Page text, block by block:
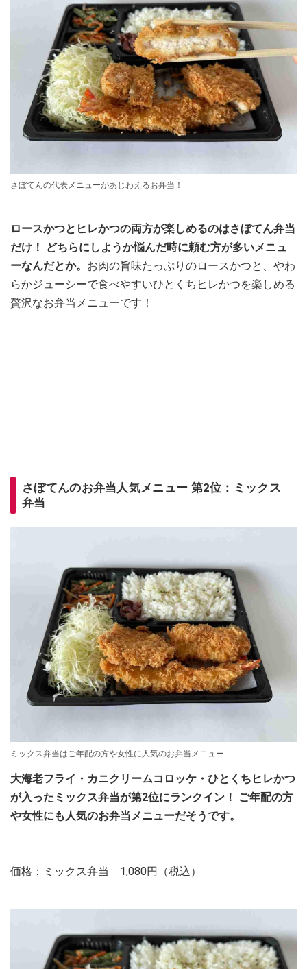
さぼてんの代表メニューがあじわえるお弁当！
ロースかつとヒレかつの両方が楽しめるのはさぼてん弁当
だけ！ どちらにしようか悩んだ時に頼む方が多いメニュ
ーなんだとか。 お肉の旨味たっぷりのロースかつと、やわ
らかジューシーで食べやすいひとくちヒレかつを楽しめる
贅沢なお弁当メニューです！
さぼてんのお弁当人気メニュー 第2位：ミックス
弁当
ミックス弁当はご年配の方や女性に人気のお弁当メニュー
大海老フライ・カニクリームコロッケ・ひとくちヒレかつ
が入ったミックス弁当が第2位にランクイン！ ご年配の方
や女性にも人気のお弁当メニューだそうです。
価格：ミックス弁当 1,080円（税込）